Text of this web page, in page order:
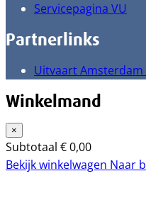
Servicepagina VU
Partnerlinks
Uitvaart
Winkelmand
×
Subtotaal €0,00
Bekijk winkelwagen Naar